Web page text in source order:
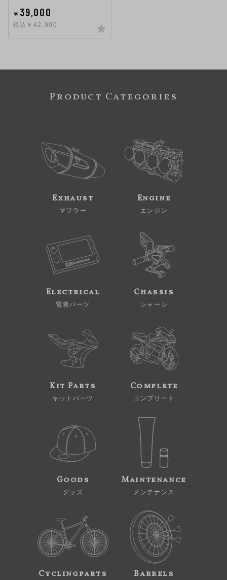
￥ 39,000
税込￥42,900
Product Categories
Exhaust
マフラー
Engine
エンジン
Electrical
電装パーツ
Chassis
シャーシ
Kit Parts
キットパーツ
Complete
コンプリート
Goods
グッズ
Maintenance
メンテナンス
Cyclingparts Barrels